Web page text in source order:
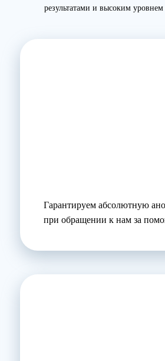
результатами и высоким
Гарантируем абсолютную
при обращении к нам за